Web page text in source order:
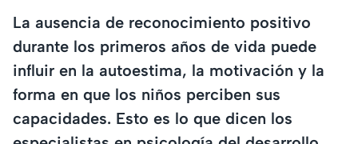
La ausencia de reconocimiento positivo
durante los primeros años de vida puede
influir en la autoestima, la motivación y la
forma en que los niños perciben sus
capacidades. Esto es lo que dicen los